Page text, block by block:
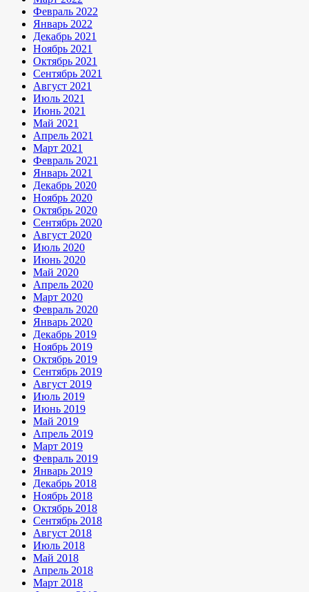
Февраль 2022
Январь 2022
Декабрь 2021
Ноябрь 2021
Октябрь 2021
Сентябрь 2021
Август 2021
Июль 2021
Июнь 2021
Май 2021
Апрель 2021
Март 2021
Февраль 2021
Январь 2021
Декабрь 2020
Ноябрь 2020
Октябрь 2020
Сентябрь 2020
Август 2020
Июль 2020
Июнь 2020
Май 2020
Апрель 2020
Март 2020
Февраль 2020
Январь 2020
Декабрь 2019
Ноябрь 2019
Октябрь 2019
Сентябрь 2019
Август 2019
Июль 2019
Июнь 2019
Май 2019
Апрель 2019
Март 2019
Февраль 2019
Январь 2019
Декабрь 2018
Ноябрь 2018
Октябрь 2018
Сентябрь 2018
Август 2018
Июль 2018
Май 2018
Апрель 2018
Март 2018